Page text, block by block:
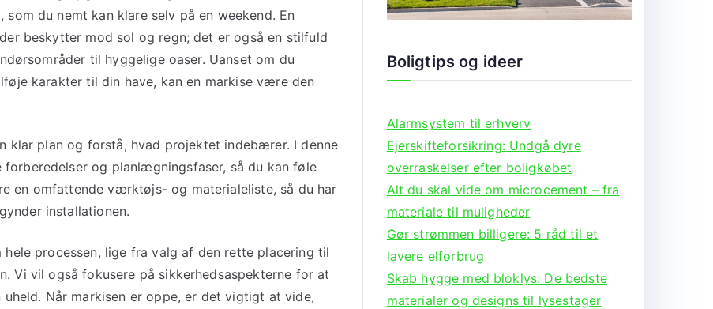
du nemt kan klare selv på en weekend. En
beskytter mod sol og regn; det er også en stilfuld
til hyggelige oaser. Uanset om du
karakter til din have, kan en markise være den
klar plan og forstå, hvad projektet indebærer. I denne
og planlægningsfaser, så du kan føle
en omfattende værktøjs- og materialeliste, så du har
installationen.
processen, lige fra valg af den rette placering til
Vi vil også fokusere på sikkerhedsaspekterne for at
Når markisen er oppe, er det vigtigt at vide,
Boligtips og ideer
Alarmsystem til erhverv
Ejerskifteforsikring: Undgå dyre
overraskelser efter boligkøbet
Alt du skal vide om microcement – fra
materiale til muligheder
Gør strømmen billigere: 5 råd til et
lavere elforbrug
Skab hygge med bloklys: De bedste
materialer og designs til lysestager